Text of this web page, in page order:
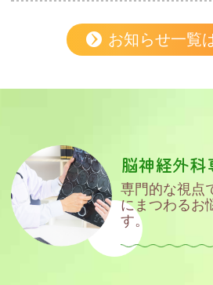
お知らせ一覧
脳神経外
専門的な視点
に まつわるお
す。